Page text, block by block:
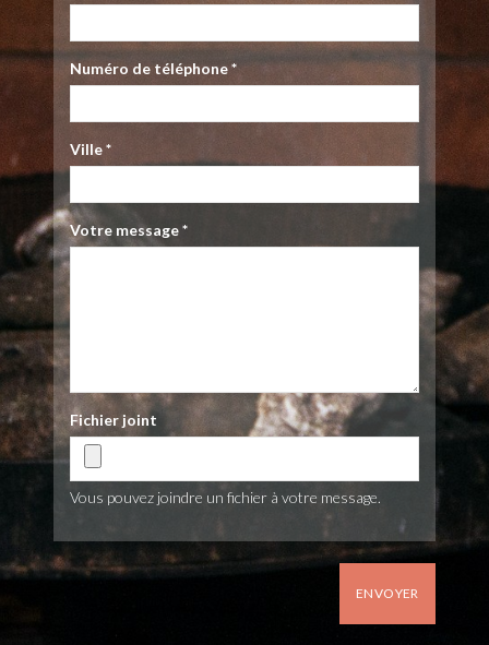
Numéro de téléphone*
Ville*
Votre message*
Fichier joint
Vous pouvez joindre un fichier à votre message.
ENVOYER